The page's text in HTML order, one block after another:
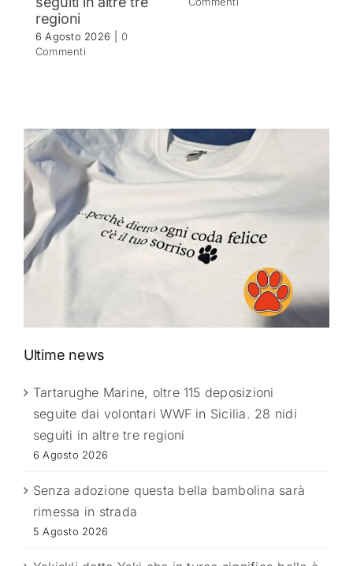
regioni
6 Agosto 2026
0
Commenti
Ultime news
Tartarughe Marine, oltre 115 deposizioni
seguite dai volontari WWF in Sicilia. 28 nidi
seguiti in altre tre regioni
6 Agosto 2026
Senza adozione questa bella bambolina sarà
rimessa in strada
5 Agosto 2026